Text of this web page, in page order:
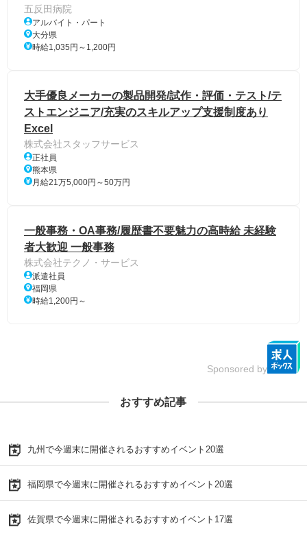
五反田病院
アルバイト・パート
大分県
時給1,035円～1,200円
大手優良メーカーの製品開発/試作・評価・テスト/テ
ストエンジニア/充実のスキルアップ支援制度あり
Excel
株式会社スタッフサービス
正社員
熊本県
月給21万5,000円～50万円
一般事務・OA事務/履歴書不要魅力の高時給 未経験
者大歓迎 一般事務
株式会社テクノ・サービス
派遣社員
福岡県
時給1,200円～
Sponsored by
おすすめ記事
九州で今週末に開催されるおすすめイベント20選
福岡県で今週末に開催されるおすすめイベント20選
佐賀県で今週末に開催されるおすすめイベント17選